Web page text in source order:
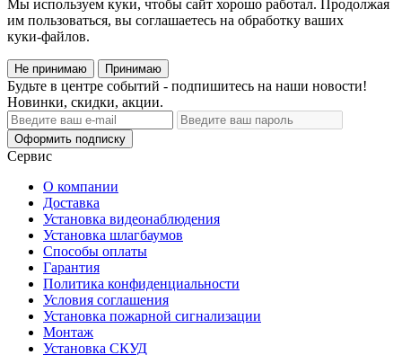
Мы используем куки, чтобы сайт хорошо работал. Продолжая
им пользоваться, вы соглашаетесь на обработку ваших
куки‑файлов.
Не принимаю Принимаю
Будьте в центре событий - подпишитесь на наши новости!
Новинки, скидки, акции.
Оформить подписку
Сервис
О компании
Доставка
Установка видеонаблюдения
Установка шлагбаумов
Способы оплаты
Гарантия
Политика конфиденциальности
Условия соглашения
Установка пожарной сигнализации
Монтаж
Установка СКУД